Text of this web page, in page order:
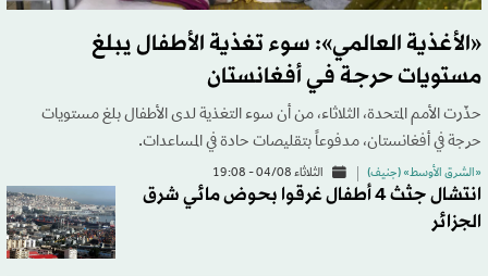
«الأغذية العالمي»: سوء تغذية الأطفال يبلغ
مستويات حرجة في أفغانستان
حذّرت الأمم المتحدة، الثلاثاء، من أن سوء التغذية لدى الأطفال بلغ مستويات
حرجة في أفغانستان، مدفوعاً بتقليصات حادة في المساعدات.
«الشرق الأوسط» (جنيف) الثلاثاء 04/08 - 19:08
انتشال جثث 4 أطفال غرقوا بحوض مائي شرق
الجزائر